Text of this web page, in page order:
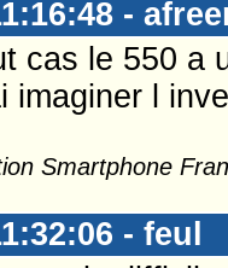
-
cas le 550 a
imaginer l
Smartphone
- feul